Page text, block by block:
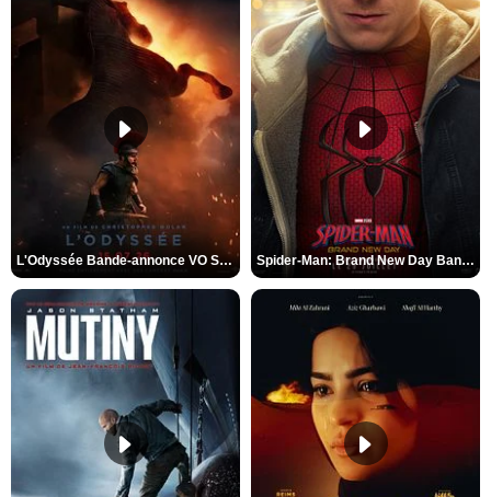
L'Odyssée Bande-annonce VO STFR Spider-Man: Brand New Day Bande-annonce VO STFR